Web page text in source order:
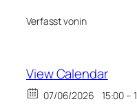
Verfasst vonin
View Calendar
07/06/2026 15:00 –